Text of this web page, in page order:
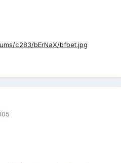
c283/bErNaX/bfbet.jpg